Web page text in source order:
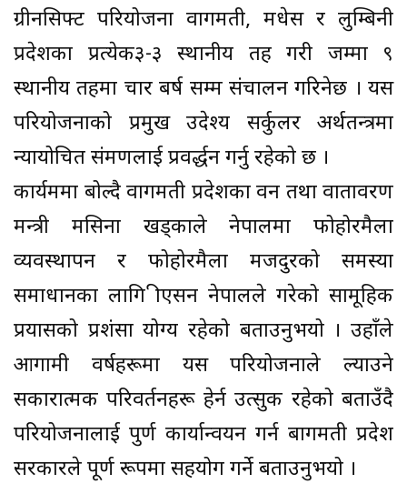
ग्रीनसिफ्ट परियोजना वागमती, मधेस र लुम्बिनी
प्रदेशका प्रत्येक३-३ स्थानीय तह गरी जम्मा ९
स्थानीय तहमा चार बर्ष सम्म संचालन गरिनेछ । यस
परियोजनाको प्रमुख उदेश्य सर्कुलर अर्थतन्त्रमा
न्यायोचित संक्रमणलाई प्रवर्द्धन गर्नु रहेको छ ।
कार्यक्रममा बोल्दै वागमती प्रदेशका वन तथा वातावरण
मन्त्री मसिना खड्काले नेपालमा फोहोरमैला
व्यवस्थापन र फोहोरमैला मजदुरको समस्या
समाधानका लागि क्रीएसन नेपालले गरेको सामूहिक
प्रयासको प्रशंसा योग्य रहेको बताउनुभयो । उहाँले
आगामी वर्षहरूमा यस परियोजनाले ल्याउने
सकारात्मक परिवर्तनहरू हेर्न उत्सुक रहेको बताउँदै
परियोजनालाई पुर्ण कार्यान्वयन गर्न बागमती प्रदेश
सरकारले पूर्ण रूपमा सहयोग गर्ने बताउनुभयो ।